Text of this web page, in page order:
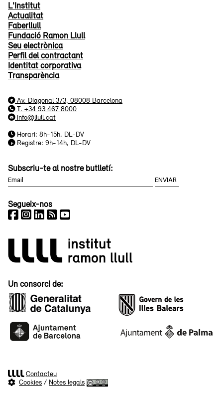
L'Institut
Actualitat
Faberllull
Fundació Ramon Llull
Seu electrònica
Perfil del contractant
Identitat corporativa
Transparència
Av. Diagonal 373, 08008 Barcelona
T. +34 93 467 8000
info@llull.cat
Horari: 8h-15h, DL-DV
Registre: 9h-14h, DL-DV
Subscriu-te al nostre butlletí:
Segueix-nos
Un consorci de:
Contacteu
Cookies / Notes legals